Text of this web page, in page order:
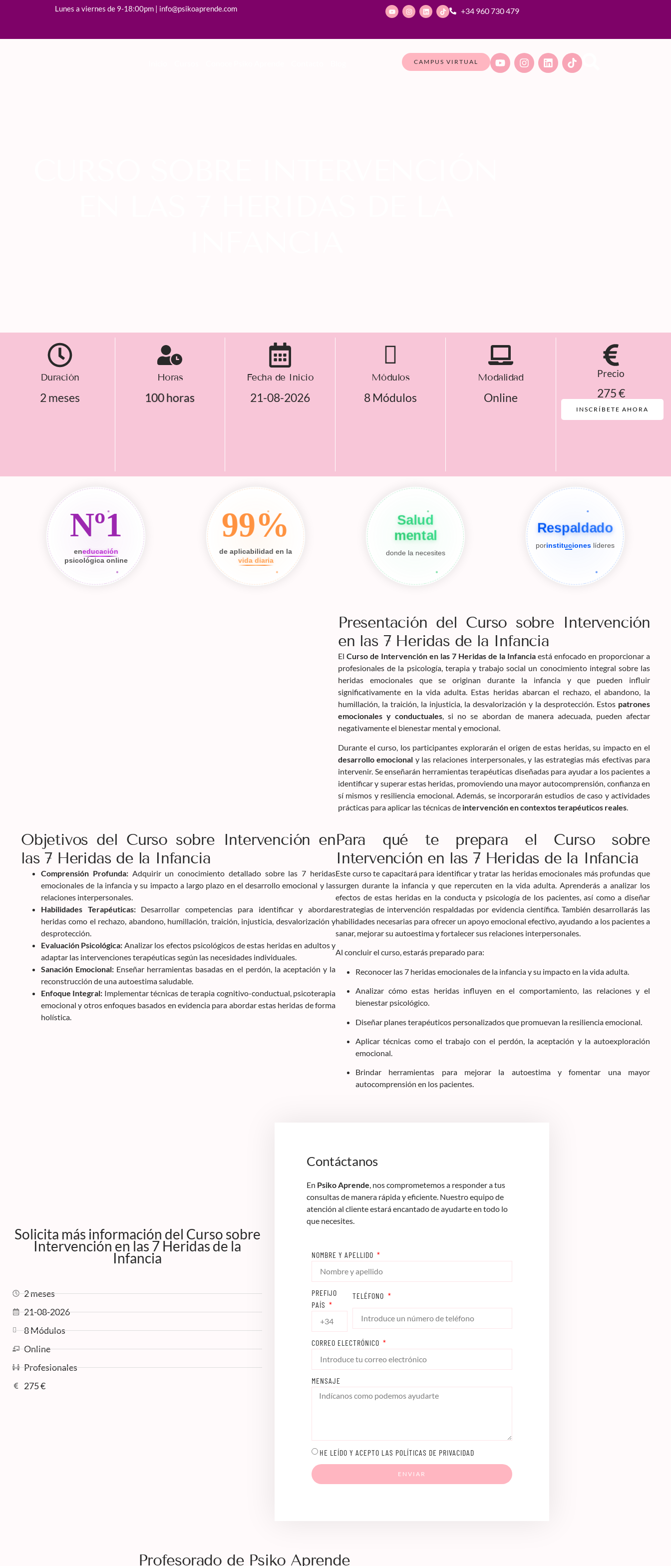
Lunes a viernes de 9-18:00pm | info@psikoaprende.com +34 960 730 479
CAMPUS VIRTUAL
Duración
2 meses
Horas
100 horas
Fecha de Inicio
21-08-2026
Módulos
8 Módulos
Modalidad
Online
Precio
275 €
INSCRÍBETE AHORA
Nº1
eneducación
psicológica online
99%
de aplicabilidad en la
vida diaria
Salud
mental
donde la necesites
Respaldado
porinstituciones líderes
Presentación del Curso sobre Intervención
en las 7 Heridas de la Infancia
ElCurso de Intervención en las 7 Heridas de la Infancia está enfocado en proporcionar a
profesionales de la psicología, terapia y trabajo social un conocimiento integral sobre las
heridas emocionales que se originan durante la infancia y que pueden influir
significativamente en la vida adulta. Estas heridas abarcan el rechazo, el abandono, la
humillación, la traición, la injusticia, la desvalorización y la desprotección. Estos patrones
emocionales y conductuales, si no se abordan de manera adecuada, pueden afectar
negativamente el bienestar mental y emocional.
Durante el curso, los participantes explorarán el origen de estas heridas, su impacto en el
desarrollo emocional y las relaciones interpersonales, y las estrategias más efectivas para
intervenir. Se enseñarán herramientas terapéuticas diseñadas para ayudar a los pacientes a
identificar y superar estas heridas, promoviendo una mayor autocomprensión, confianza en
sí mismos y resiliencia emocional. Además, se incorporarán estudios de caso y actividades
prácticas para aplicar las técnicas de intervención en contextos terapéuticos reales
Objetivos del Curso sobre Intervención en
las 7 Heridas de la Infancia
Comprensión Profunda:Adquirir un conocimiento detallado sobre las 7 heridas
emocionales de la infancia y su impacto a largo plazo en el desarrollo emocional y las
relaciones interpersonales.
Habilidades Terapéuticas:Desarrollar competencias para identificar y abordar
heridas como el rechazo, abandono, humillación, traición, injusticia, desvalorización y
desprotección.
Evaluación Psicológica: Analizar los efectos psicológicos de estas heridas en adultos y
adaptar las intervenciones terapéuticas según las necesidades individuales.
Sanación Emocional: Enseñar herramientas basadas en el perdón, la aceptación y la
reconstrucción de una autoestima saludable.
Enfoque Integral: Implementar técnicas de terapia cognitivo-conductual, psicoterapia
emocional y otros enfoques basados en evidencia para abordar estas heridas de forma
holística.
Para qué te prepara el Curso sobre
Intervención en las 7 Heridas de la Infancia
Este curso te capacitará para identificar y tratar las heridas emocionales más profundas que
surgen durante la infancia y que repercuten en la vida adulta. Aprenderás a analizar los
efectos de estas heridas en la conducta y psicología de los pacientes, así como a diseñar
estrategias de intervención respaldadas por evidencia científica. También desarrollarás las
habilidades necesarias para ofrecer un apoyo emocional efectivo, ayudando a los pacientes a
sanar, mejorar su autoestima y fortalecer sus relaciones interpersonales.
Al concluir el curso, estarás preparado para:
Reconocer las 7 heridas emocionales de la infancia y su impacto en la vida adulta.
Analizar cómo estas heridas influyen en el comportamiento, las relaciones y el
bienestar psicológico.
Diseñar planes terapéuticos personalizados que promuevan la resiliencia emocional.
Aplicar técnicas como el trabajo con el perdón, la aceptación y la autoexploración
emocional.
Brindar herramientas para mejorar la autoestima y fomentar una mayor
autocomprensión en los pacientes.
Solicita más información del Curso sobre
Intervención en las 7 Heridas de la
Infancia
2 meses
21-08-2026
8 Módulos
Online
Profesionales
275 €
Contáctanos
En Psiko Aprende , nos comprometemos a responder a tus
consultas de manera rápida y eficiente. Nuestro equipo de
atención al cliente estará encantado de ayudarte en todo lo
que necesites.
NOMBRE Y APELLIDO
PREFIJO
PAÍS
TELÉFONO
CORREO ELECTRÓNICO
MENSAJE
HE LEÍDO Y ACEPTO LAS POLÍTICAS DE PRIVACIDAD
ENVIAR
Profesorado de Psiko Aprende